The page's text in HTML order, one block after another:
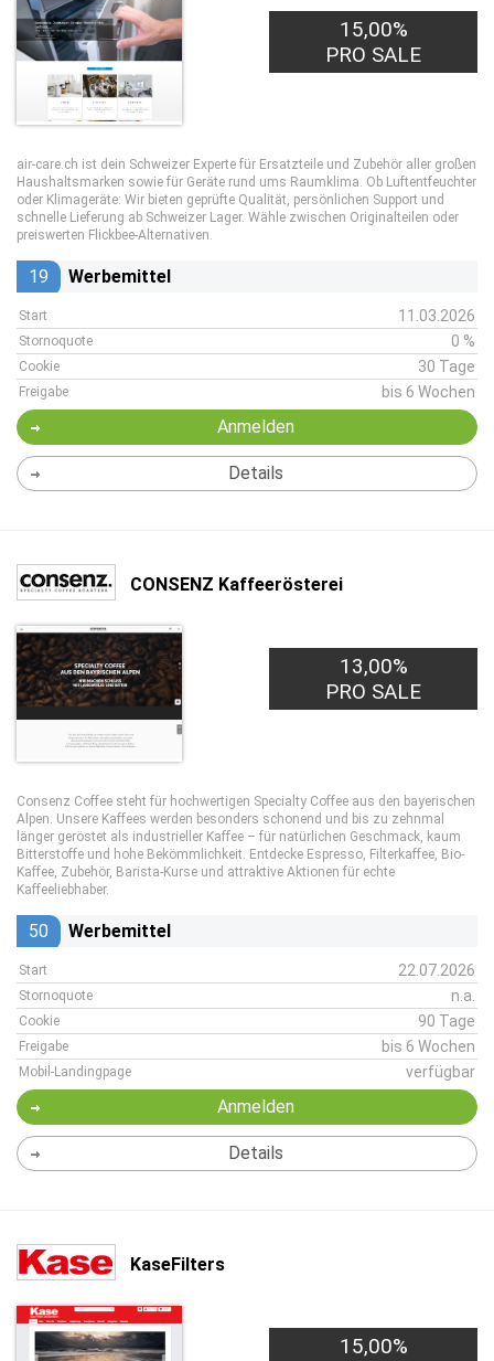
15,00%
PRO SALE
air-care.ch ist dein Schweizer Experte für Ersatzteile und Zubehör aller großen
Haushaltsmarken sowie für Geräte rund ums Raumklima. Ob Luftentfeuchter
oder Klimageräte: Wir bieten geprüfte Qualität, persönlichen Support und
schnelle Lieferung ab Schweizer Lager. Wähle zwischen Originalteilen oder
preiswerten Flickbee-Alternativen.
19 Werbemittel
Start 11.03.2026
Stornoquote 0 %
Cookie 30 Tage
Freigabe bis 6 Wochen
Anmelden
Details
CONSENZ Kaffeerösterei
13,00%
PRO SALE
Consenz Coffee steht für hochwertigen Specialty Coffee aus den bayerischen
Alpen. Unsere Kaffees werden besonders schonend und bis zu zehnmal
länger geröstet als industrieller Kaffee – für natürlichen Geschmack, kaum
Bitterstoffe und hohe Bekömmlichkeit. Entdecke Espresso, Filterkaffee, Bio-
Kaffee, Zubehör, Barista-Kurse und attraktive Aktionen für echte
Kaffeeliebhaber.
50 Werbemittel
Start 22.07.2026
Stornoquote n.a.
Cookie 90 Tage
Freigabe bis 6 Wochen
Mobil-Landingpage verfügbar
Anmelden
Details
KaseFilters
15,00%